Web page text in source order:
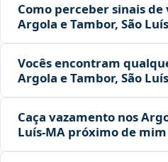
Como perceber sinais
Argola e Tambor, São
Vocês encontram
Argola e Tambor, São
Caça vazamento nos
Luís‑MA próximo de